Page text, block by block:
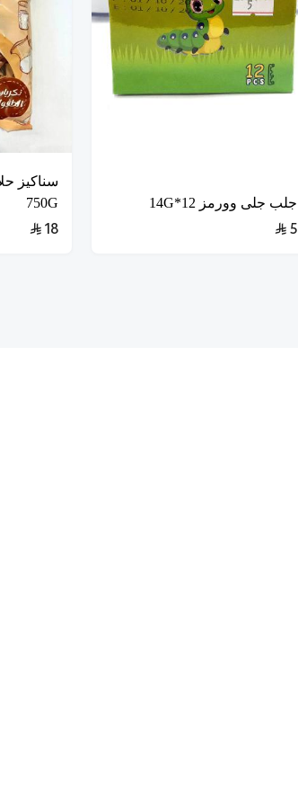
جلب جلى وورمز 12*14G
5
سناكيز
750G
18